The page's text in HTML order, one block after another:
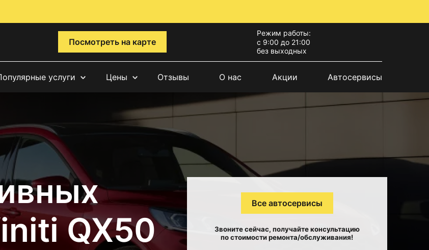
Посмотреть на карте
Режим работы:
с 9:00 до 21:00
без выходных
услуги Цены Отзывы О нас Акции Автосервисы
QX50
Все автосервисы
Звоните сейчас, получайте консультацию
по стоимости ремонта/обслуживания!